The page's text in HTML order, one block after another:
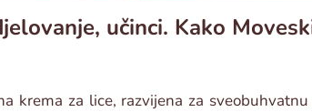
učinci. Kako
krema za lice, razvijena za